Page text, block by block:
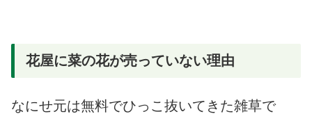
花屋に菜の花が売っていない理由
なにせ元は無料でひっこ抜いてきた雑草で